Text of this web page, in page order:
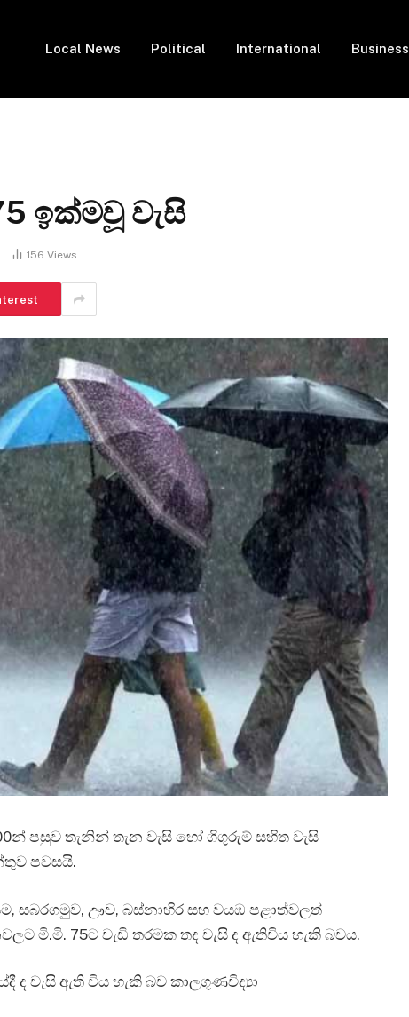
Local News Political International Business
ඉක්මවූ වැසි
156 Views
පසුව තැනින් තැන වැසි හෝ ගිගුරුම් සහිත වැසි
පවසයි.
සබරගමුව, ඌව, බස්නාහිර සහ වයඹ පළාත්වලත්
මි.මී. 75ට වැඩි තරමක තද වැසි ද ඇතිවිය හැකි බවය.
ද වැසි ඇති විය හැකි බව කාලගුණවිද්‍යා